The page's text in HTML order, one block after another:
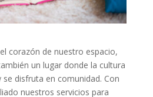
corazón de nuestro espacio,
un lugar donde la cultura
disfruta en comunidad. Con
nuestros servicios para